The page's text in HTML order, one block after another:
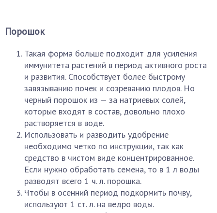
Порошок
Такая форма больше подходит для усиления
иммунитета растений в период активного роста
и развития. Способствует более быстрому
завязыванию почек и созреванию плодов. Но
черный порошок из — за натриевых солей,
которые входят в состав, довольно плохо
растворяется в воде.
Использовать и разводить удобрение
необходимо четко по инструкции, так как
средство в чистом виде концентрированное.
Если нужно обработать семена, то в 1 л воды
разводят всего 1 ч. л. порошка.
Чтобы в осенний период подкормить почву,
используют 1 ст. л. на ведро воды.